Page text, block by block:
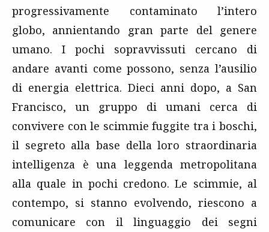
progressivamente contaminato l’intero
globo, annientando gran parte del genere
umano. I pochi sopravvissuti cercano di
andare avanti come possono, senza l’ausilio
di energia elettrica. Dieci anni dopo, a San
Francisco, un gruppo di umani cerca di
convivere con le scimmie fuggite tra i boschi,
il segreto alla base della loro straordinaria
intelligenza è una leggenda metropolitana
alla quale in pochi credono. Le scimmie, al
contempo, si stanno evolvendo, riescono a
comunicare con il linguaggio dei segni